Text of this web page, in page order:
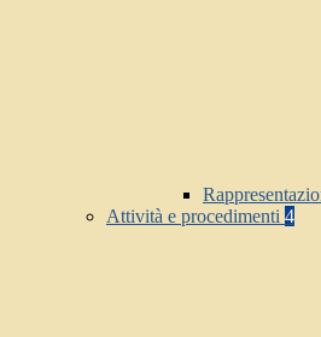
Attività e procedimenti 4